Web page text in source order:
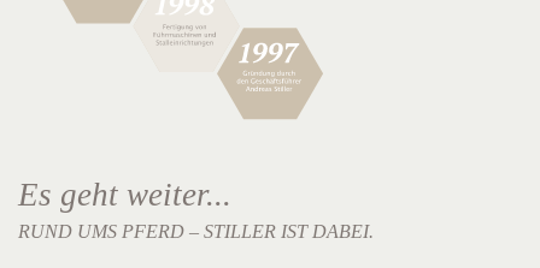
Es geht weiter...
RUND UMS PFERD – STILLER IST DABEI.